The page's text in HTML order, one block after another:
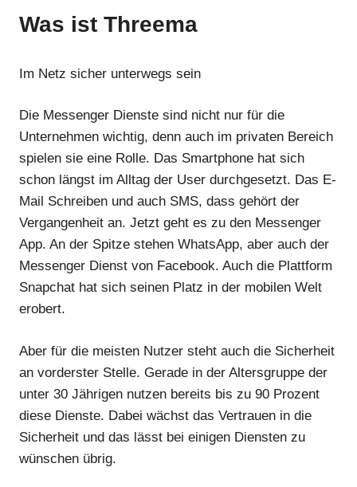
Was ist Threema
Im Netz sicher unterwegs sein
Die Messenger Dienste sind nicht nur für die
Unternehmen wichtig, denn auch im privaten Bereich
spielen sie eine Rolle. Das Smartphone hat sich
schon längst im Alltag der User durchgesetzt. Das E-
Mail Schreiben und auch SMS, dass gehört der
Vergangenheit an. Jetzt geht es zu den Messenger
App. An der Spitze stehen WhatsApp, aber auch der
Messenger Dienst von Facebook. Auch die Plattform
Snapchat hat sich seinen Platz in der mobilen Welt
erobert.
Aber für die meisten Nutzer steht auch die Sicherheit
an vorderster Stelle. Gerade in der Altersgruppe der
unter 30 Jährigen nutzen bereits bis zu 90 Prozent
diese Dienste. Dabei wächst das Vertrauen in die
Sicherheit und das lässt bei einigen Diensten zu
wünschen übrig.